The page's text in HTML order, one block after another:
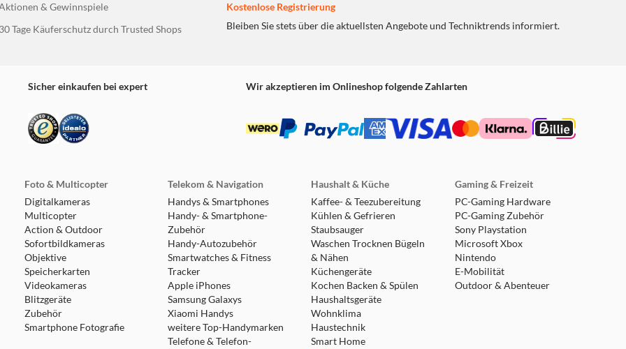
& Gewinnspiele
30 Tage Käuferschutz durch Trusted Shops
Kostenlose Registrierung
Bleiben Sie stets über die aktuellsten Angebote und Techniktrends informiert.
Sicher einkaufen bei expert Wir akzeptieren im Onlineshop folgende Zahlarten
Foto & Multicopter
Digitalkameras
Multicopter
Action & Outdoor
Sofortbildkameras
Objektive
Speicherkarten
Videokameras
Blitzgeräte
Zubehör
Smartphone Fotografie
Telekom & Navigation
Handys & Smartphones
Handy- & Smartphone-
Zubehör
Handy-Autozubehör
Smartwatches & Fitness
Tracker
Apple iPhones
Samsung Galaxys
Xiaomi Handys
weitere Top-Handymarken
Telefone & Telefon-
Haushalt & Küche
Kaffee- & Teezubereitung
Kühlen & Gefrieren
Staubsauger
Waschen Trocknen Bügeln
& Nähen
Küchengeräte
Kochen Backen & Spülen
Haushaltsgeräte
Wohnklima
Haustechnik
Smart Home
Gaming & Freizeit
PC-Gaming Hardware
PC-Gaming Zubehör
Sony Playstation
Microsoft Xbox
Nintendo
E-Mobilität
Outdoor & Abenteuer